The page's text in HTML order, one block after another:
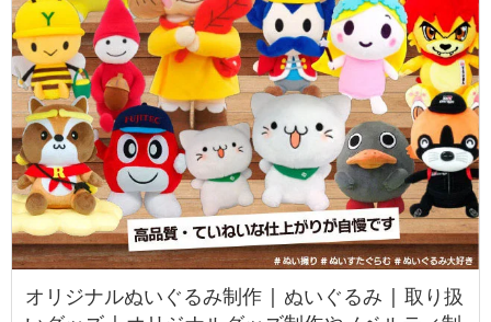
オリジナルぬいぐるみ制作 | ぬいぐるみ | 取り扱